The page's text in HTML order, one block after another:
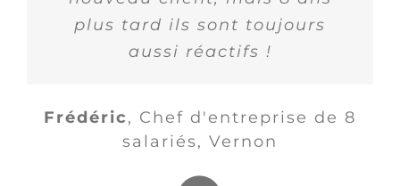
plus tard ils sont toujours
aussi réactifs !
Frédéric, Chef d'entreprise de 8
salariés, Vernon